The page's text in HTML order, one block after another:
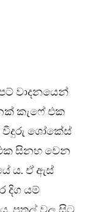
වාදනයෙන්
කැෆේ එක
වීදුරු ශෝකේස්
සිනහ වෙන
ය. ඒ ඇස්
දිග යම්